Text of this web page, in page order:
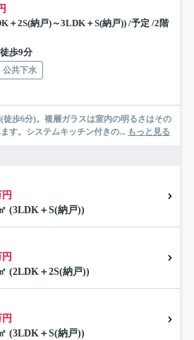
＋2S(納戸)～3LDK＋S(納戸)) /予定 /2階
歩9分
公共下水
歩6分)。複層ガラスは室内の明るさはその
す。システムキッチン付きの... もっと見る
(3LDK＋S(納戸))
(2LDK＋2S(納戸))
(3LDK＋S(納戸))